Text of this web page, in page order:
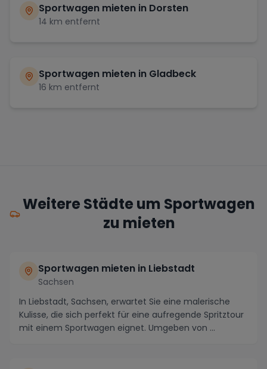
Sportwagen mieten in Dorsten
14 km entfernt
Sportwagen mieten in Gladbeck
16 km entfernt
Weitere Städte um Sportwagen
zu mieten
Sportwagen mieten in Liebstadt
Sachsen
In Liebstadt, Sachsen, erwartet Sie eine malerische
Kulisse, die sich perfekt für eine aufregende Spritztour
mit einem Sportwagen eignet. Umgeben von ...